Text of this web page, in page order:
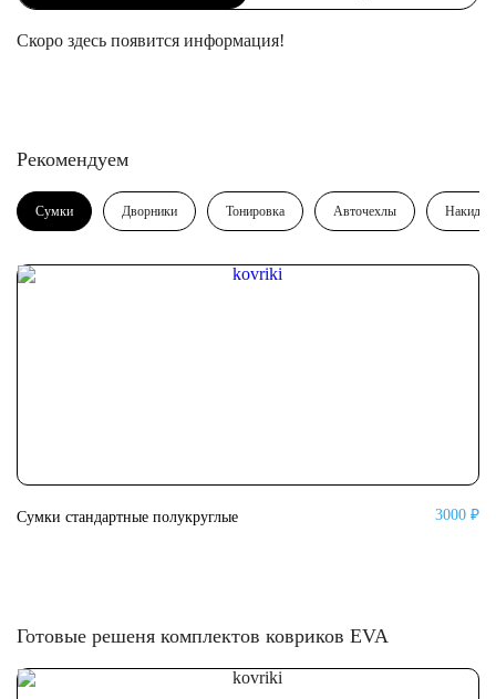
Скоро здесь появится информация!
Рекомендуем
Сумки Дворники Тонировка Авточехлы Накидки
Сумки стандартные полукруглые 3000 ₽
Готовые решеня комплектов ковриков EVA